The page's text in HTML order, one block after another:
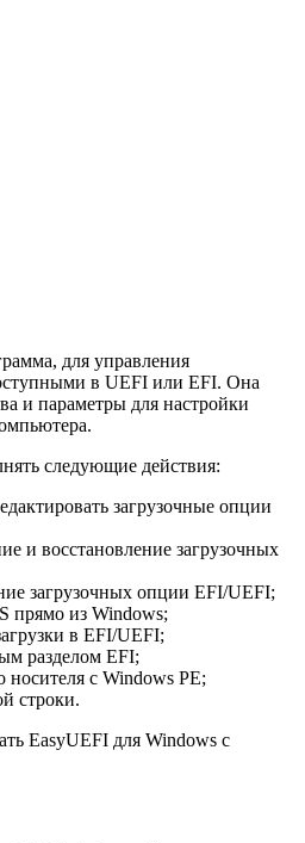
для управления
в UEFI или EFI. Она
и параметры для настройки
следующие действия:
загрузочные опции
и восстановление загрузочных
загрузочных опции EFI/UEFI;
прямо из Windows;
в EFI/UEFI;
разделом EFI;
носителя с Windows PE;
строки.
EasyUEFI для Windows с